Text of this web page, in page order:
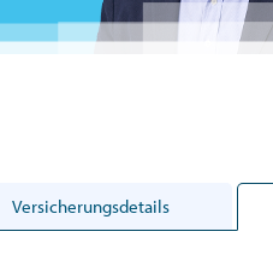
Versicherungsdetails